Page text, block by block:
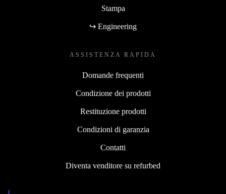
Stampa
↪ Engineering
ASSISTENZA RAPIDA
Domande frequenti
Condizione dei prodotti
Restituzione prodotti
Condizioni di garanzia
Contatti
Diventa venditore su refurbed